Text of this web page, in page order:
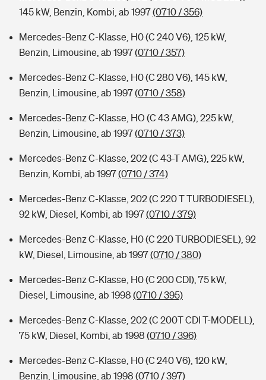
145 kW, Benzin, Kombi, ab 1997(0710 / 356)
Mercedes-Benz C-Klasse, H0 (C 240 V6), 125 kW,
Benzin, Limousine, ab 1997(0710 / 357)
Mercedes-Benz C-Klasse, H0 (C 280 V6), 145 kW,
Benzin, Limousine, ab 1997(0710 / 358)
Mercedes-Benz C-Klasse, HO (C 43 AMG), 225 kW,
Benzin, Limousine, ab 1997(0710 / 373)
Mercedes-Benz C-Klasse, 202 (C 43-T AMG), 225 kW,
Benzin, Kombi, ab 1997(0710 / 374)
Mercedes-Benz C-Klasse, 202 (C 220 T TURBODIESEL),
92 kW, Diesel, Kombi, ab 1997(0710 / 379)
Mercedes-Benz C-Klasse, H0 (C 220 TURBODIESEL), 92
kW, Diesel, Limousine, ab 1997(0710 / 380)
Mercedes-Benz C-Klasse, H0 (C 200 CDI), 75 kW,
Diesel, Limousine, ab 1998 (0710 / 395)
Mercedes-Benz C-Klasse, 202 (C 200T CDI T-MODELL),
75 kW, Diesel, Kombi, ab 1998 (0710 / 396)
Mercedes-Benz C-Klasse, H0 (C 240 V6), 120 kW,
Benzin, Limousine, ab 1998 (0710 / 397)